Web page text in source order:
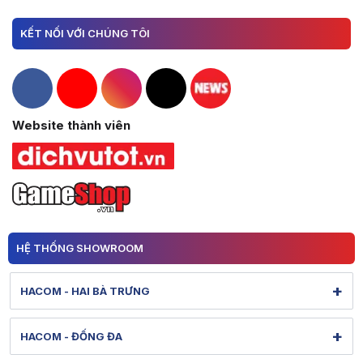
KẾT NỐI VỚI CHÚNG TÔI
Hacom Facebook
Hacom YouTube
Hacom Instagram
Hacom TikTok
Website thành viên
HỆ THỐNG SHOWROOM
HACOM - HAI BÀ TRƯNG +
Hình ảnh thực tế từ showroom
Xem bản đồ đường đi
HACOM - ĐỐNG ĐA +